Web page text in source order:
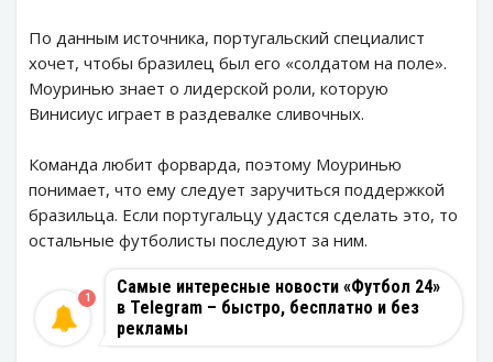
По данным источника, португальский специалист
хочет, чтобы бразилец был его «солдатом на поле».
Моуринью знает о лидерской роли, которую
Винисиус играет в раздевалке сливочных.
Команда любит форварда, поэтому Моуринью
понимает, что ему следует заручиться поддержкой
бразильца. Если португальцу удастся сделать это, то
остальные футболисты последуют за ним.
Самые интересные новости «Футбол 24»
в Telegram – быстро, бесплатно и без
рекламы
1